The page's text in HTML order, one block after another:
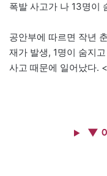
폭발 사고가 나 13명이
공안부에 따르면 작년
재가 발생, 1명이 숨지
사고 때문에 일어났다.
▼